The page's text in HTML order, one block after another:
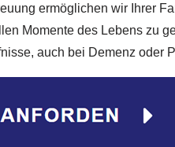
ermöglichen wir Ihrer
Momente des Lebens zu
auch bei Demenz oder